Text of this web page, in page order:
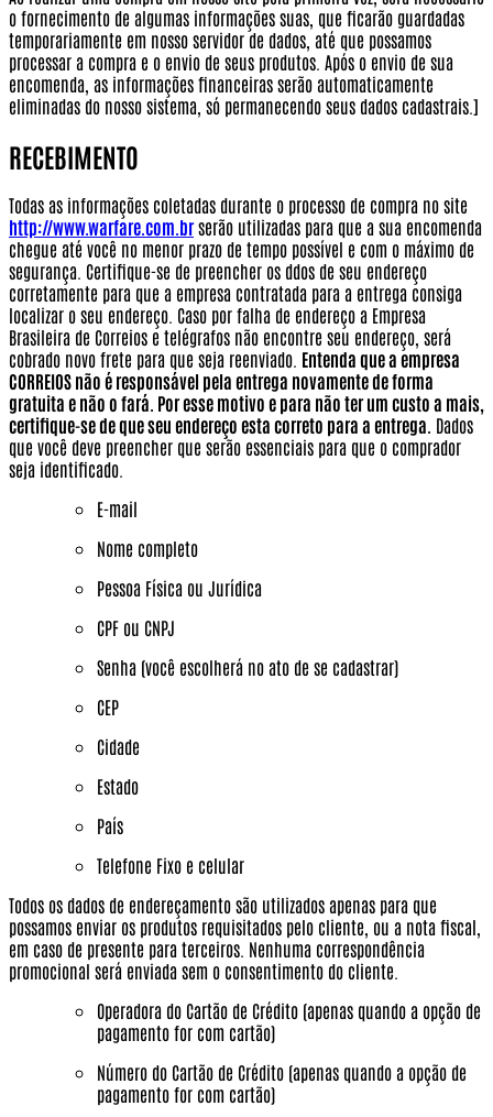
o fornecimento de algumas informações suas, que ficarão guardadas
temporariamente em nosso servidor de dados, até que possamos
processar a compra e o envio de seus produtos. Após o envio de sua
encomenda, as informações financeiras serão automaticamente
eliminadas do nosso sistema, só permanecendo seus dados cadastrais.]
RECEBIMENTO
Todas as informações coletadas durante o processo de compra no site
http://www.warfare.com.brserão utilizadas para que a sua encomenda
chegue até você no menor prazo de tempo possível e com o máximo de
segurança. Certifique-se de preencher os ddos de seu endereço
corretamente para que a empresa contratada para a entrega consiga
localizar o seu endereço. Caso por falha de endereço a Empresa
Brasileira de Correios e telégrafos não encontre seu endereço, será
cobrado novo frete para que seja reenviado. Entenda que a empresa
CORREIOS não é responsável pela entrega novamente de forma
gratuita e não o fará. Por esse motivo e para não ter um custo a mais,
certifique-se de que seu endereço esta correto para a entrega. Dados
que você deve preencher que serão essenciais para que o comprador
seja identificado.
E-mail
Nome completo
Pessoa Física ou Jurídica
CPF ou CNPJ
Senha (você escolherá no ato de se cadastrar)
CEP
Cidade
Estado
País
Telefone Fixo e celular
Todos os dados de endereçamento são utilizados apenas para que
possamos enviar os produtos requisitados pelo cliente, ou a nota fiscal,
em caso de presente para terceiros. Nenhuma correspondência
promocional será enviada sem o consentimento do cliente.
Operadora do Cartão de Crédito (apenas quando a opção de
pagamento for com cartão)
Número do Cartão de Crédito (apenas quando a opção de
pagamento for com cartão)